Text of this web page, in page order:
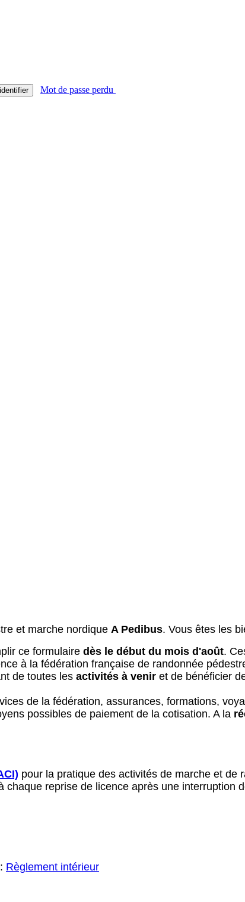
Mot de passe perdu
et marche nordique A Pedibus. Vous êtes les
ce formulaire dès le début du mois d'août.
à la fédération française de randonnée
de toutes les activités à venir et de bénéficier
de la fédération, assurances, formations,
possibles de paiement de la cotisation. A la
pour la pratique des activités de marche et de
reprise de licence après une interruption
Règlement intérieur